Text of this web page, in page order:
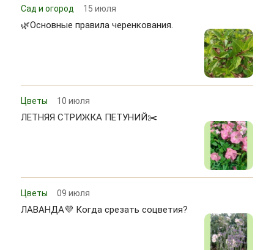
Сад и огород 15 июля
🌿Основные правила черенкования.
Цветы 10 июля
ЛЕТНЯЯ СТРИЖКА ПЕТУНИЙ✂️
Цветы 09 июля
ЛАВАНДА💜 Когда срезать соцветия?